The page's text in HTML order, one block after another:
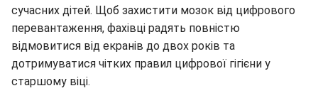
сучасних дітей. Щоб захистити мозок від цифрового
перевантаження, фахівці радять повністю
відмовитися від екранів до двох років та
дотримуватися чітких правил цифрової гігієни у
старшому віці.